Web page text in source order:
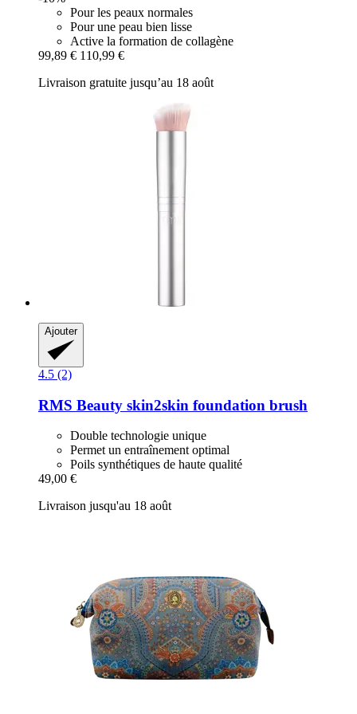
Pour les peaux normales
Pour une peau bien lisse
Active la formation de collagène
99,89 € 110,99 €
Livraison gratuite jusqu’au 18 août
Ajouter
4.5 (2)
RMS Beauty skin2skin foundation brush
Double technologie unique
Permet un entraînement optimal
Poils synthétiques de haute qualité
49,00 €
Livraison jusqu'au 18 août